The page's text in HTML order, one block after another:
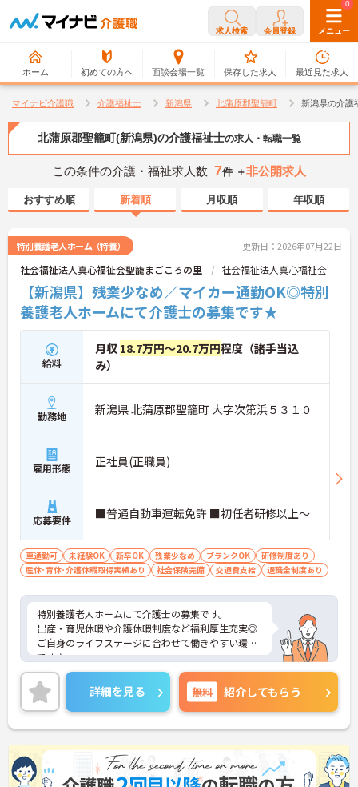
求人検索 会員登録 メニュー
ホーム 初めての方へ 面談会場一覧
0
保存した求人
0
最近見た求人
マイナビ介護職 介護福祉士 新潟県 北蒲原郡聖籠町 新潟県の介護
北蒲原郡聖籠町(新潟県)の介護福祉士の求人・転職一覧
この条件の介護・福祉求人数 7件 ＋非公開求人
おすすめ順 新着順 月収順 年収順
特別養護老人ホーム（特養） 更新日：2026年07月22日
社会福祉法人真心福祉会聖籠まごころの里 社会福祉法人真心福祉会
【新潟県】残業少なめ／マイカー通勤OK◎特別
養護老人ホームにて介護士の募集です★
給料
月収 18.7万円～20.7万円程度（諸手当込
み）
勤務地 新潟県 北蒲原郡聖籠町 大字次第浜５３１０
雇用形態 正社員(正職員)
応募要件 ■普通自動車運転免許 ■初任者研修以上～
車通勤可 未経験OK 新卒OK 残業少なめ ブランクOK
研修制度あり
産休･育休･介護休暇取得実績あり
社会保険完備 交通費支給 退職金制度あり
特別養護老人ホームにて介護士の募集です。
出産・育児休暇や介護休暇制度など福利厚生充実◎
ご自身のライフステージに合わせて働きやすい環境
です♪
残業少なめなので出勤日でもプライベートの時間を
確保して頂けますよ◎
またマイカー通勤OK 無料駐車場完備なので、通勤
のストレスが少ないのも嬉しいポイントです！
ご興味ある方には、面接対策ポイントなど、さらに
詳細をお話しいたしますのでお気軽にご相談くださ
い。
詳細を見る 無料 紹介してもらう